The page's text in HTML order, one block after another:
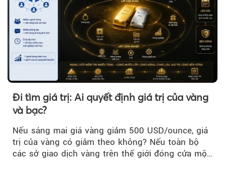
Đi tìm giá trị: Ai quyết định giá trị của vàng
và bạc?
Nếu sáng mai giá vàng giảm 500 USD/ounce, giá
trị của vàng có giảm theo không? Nếu toàn bộ
các sở giao dịch vàng trên thế giới đóng cửa một